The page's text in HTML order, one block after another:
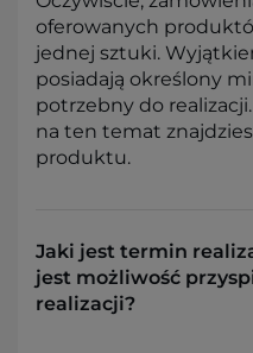
oferowanych
jednej sztuki.
posiadają określony
potrzebny do
na ten temat
produktu.
Jaki jest termin
jest możliwość
realizacji?